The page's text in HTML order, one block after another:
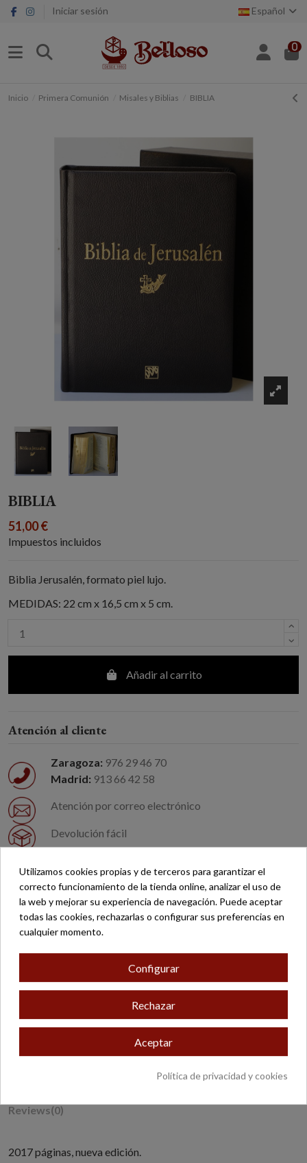
Iniciar sesión Español
0
Inicio Primera Comunión Misales y Biblias BIBLIA
BIBLIA
51,00 €
Impuestos incluidos
Biblia Jerusalén, formato piel lujo.
MEDIDAS: 22 cm x 16,5 cm x 5 cm.
Añadir al carrito
Atención al cliente
Zaragoza: 976 29 46 70
Madrid: 913 66 42 58
Atención por correo electrónico
Devolución fácil
Pago seguro
* Excepto productos con peso o dimensiones especiales.
Descripción
Reviews(0)
2017 páginas, nueva edición.
Utilizamos cookies propias y de terceros para garantizar el
correcto funcionamiento de la tienda online, analizar el uso de
la web y mejorar su experiencia de navegación. Puede aceptar
todas las cookies, rechazarlas o configurar sus preferencias en
cualquier momento.
Configurar
Rechazar
Aceptar
Política de privacidad y cookies